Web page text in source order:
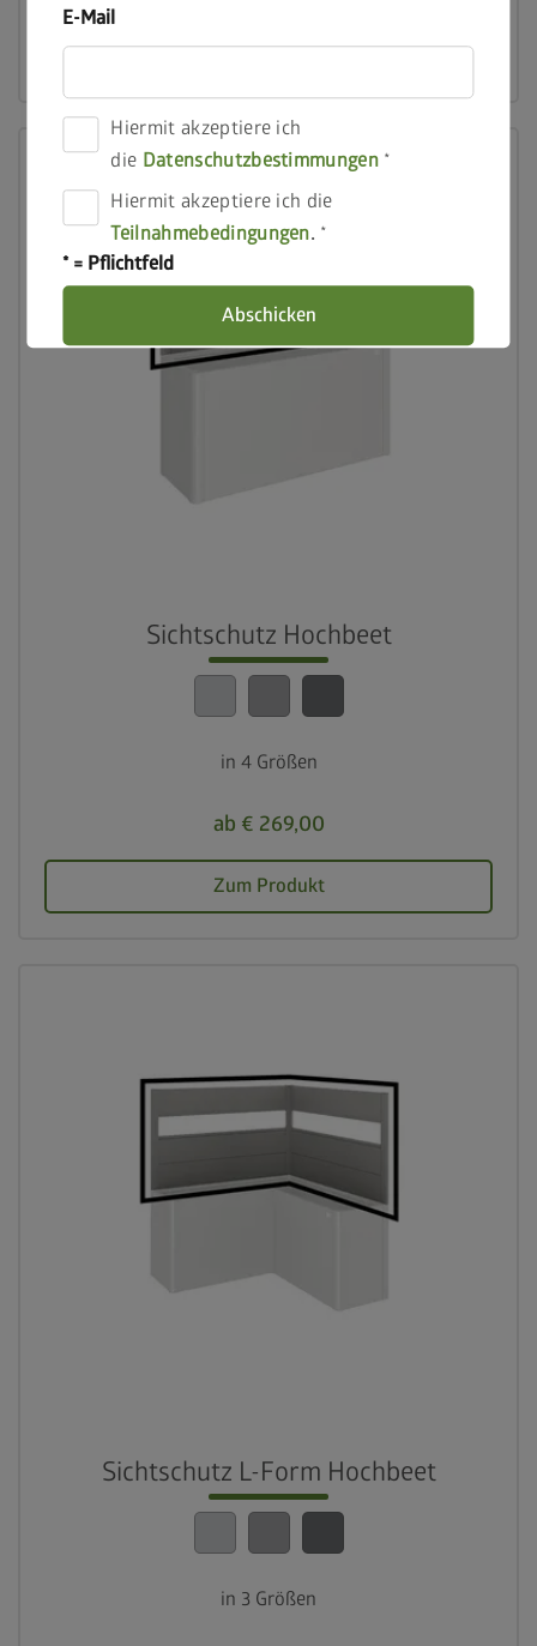
Zum Produkt
Sichtschutz Hochbeet
in 4 Größen
ab € 269,00
Zum Produkt
Sichtschutz L-Form Hochbeet
in 3 Größen
E-Mail
Hiermit akzeptiere ich
die Datenschutzbestimmungen
Hiermit akzeptiere ich die
Teilnahmebedingungen.
* = Pflichtfeld
Abschicken